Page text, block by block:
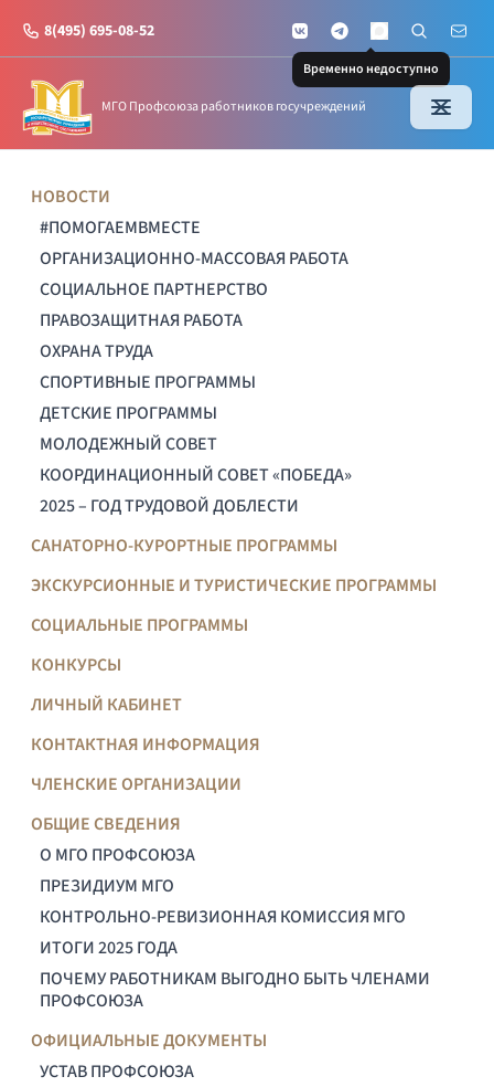
8(495) 695-08-52 VKontakteTelegramMAX
Временно недоступно
Поиск по
Почта
МГО Профсоюза работников госучреждений
НОВОСТИ
#ПОМОГАЕМВМЕСТЕ
ОРГАНИЗАЦИОННО-МАССОВАЯ РАБОТА
СОЦИАЛЬНОЕ ПАРТНЕРСТВО
ПРАВОЗАЩИТНАЯ РАБОТА
ОХРАНА ТРУДА
СПОРТИВНЫЕ ПРОГРАММЫ
ДЕТСКИЕ ПРОГРАММЫ
МОЛОДЕЖНЫЙ СОВЕТ
КООРДИНАЦИОННЫЙ СОВЕТ «ПОБЕДА»
2025 – ГОД ТРУДОВОЙ ДОБЛЕСТИ
САНАТОРНО-КУРОРТНЫЕ ПРОГРАММЫ
ЭКСКУРСИОННЫЕ И ТУРИСТИЧЕСКИЕ ПРОГРАММЫ
СОЦИАЛЬНЫЕ ПРОГРАММЫ
КОНКУРСЫ
ЛИЧНЫЙ КАБИНЕТ
КОНТАКТНАЯ ИНФОРМАЦИЯ
ЧЛЕНСКИЕ ОРГАНИЗАЦИИ
ОБЩИЕ СВЕДЕНИЯ
О МГО ПРОФСОЮЗА
ПРЕЗИДИУМ МГО
КОНТРОЛЬНО-РЕВИЗИОННАЯ КОМИССИЯ МГО
ИТОГИ 2025 ГОДА
ПОЧЕМУ РАБОТНИКАМ ВЫГОДНО БЫТЬ ЧЛЕНАМИ
ПРОФСОЮЗА
ОФИЦИАЛЬНЫЕ ДОКУМЕНТЫ
УСТАВ ПРОФСОЮЗА